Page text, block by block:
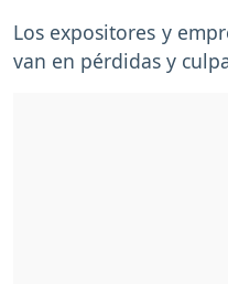
Los expositores y
van en pérdidas y